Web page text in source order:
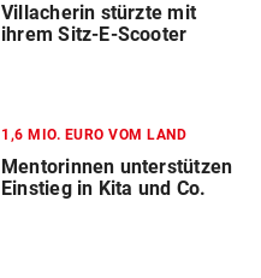
Villacherin stürzte mit
ihrem Sitz-E-Scooter
1,6 MIO. EURO VOM LAND
Mentorinnen unterstützen
Einstieg in Kita und Co.